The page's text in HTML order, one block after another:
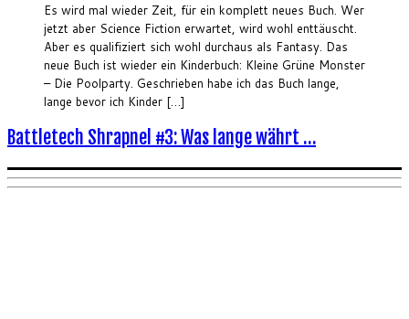
Es wird mal wieder Zeit, für ein komplett neues Buch. Wer
jetzt aber Science Fiction erwartet, wird wohl enttäuscht.
Aber es qualifiziert sich wohl durchaus als Fantasy. Das
neue Buch ist wieder ein Kinderbuch: Kleine Grüne Monster
– Die Poolparty. Geschrieben habe ich das Buch lange,
lange bevor ich Kinder […]
Battletech Shrapnel #3: Was lange währt …